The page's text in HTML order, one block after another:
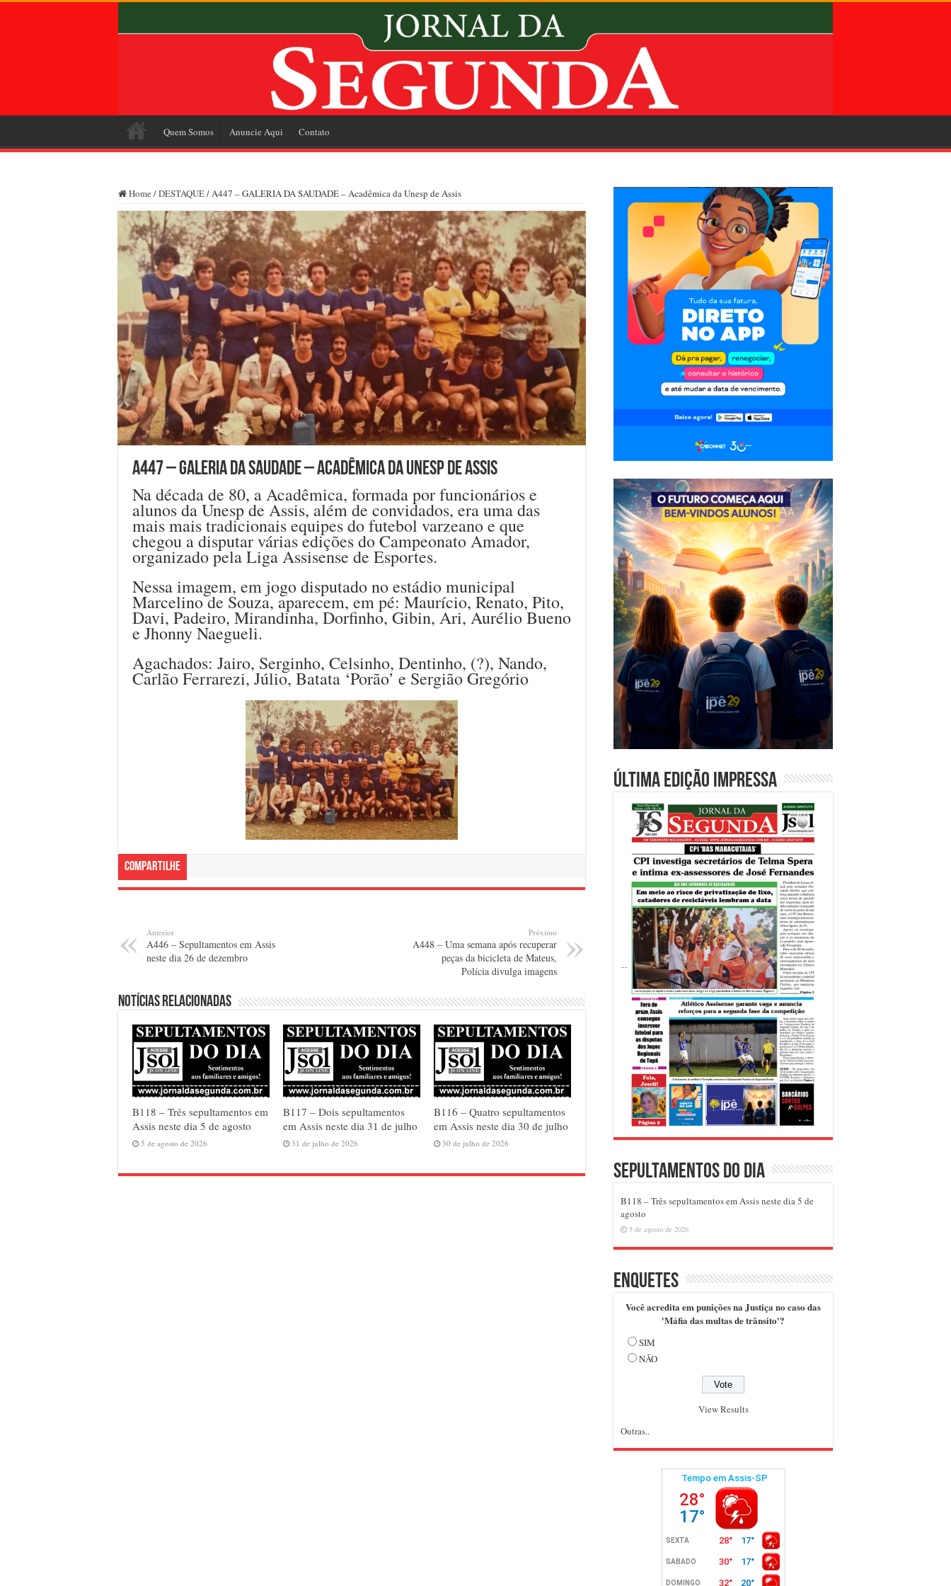
Quem Somos Anuncie Aqui Contato
Home /DESTAQUE/A447 – GALERIA DA SAUDADE – Acadêmica da Unesp de Assis
A447 – GALERIA DA SAUDADE – Acadêmica da Unesp de Assis
Na década de 80, a Acadêmica, formada por funcionários e
alunos da Unesp de Assis, além de convidados, era uma das
mais mais tradicionais equipes do futebol varzeano e que
chegou a disputar várias edições do Campeonato Amador,
organizado pela Liga Assisense de Esportes.
Nessa imagem, em jogo disputado no estádio municipal
Marcelino de Souza, aparecem, em pé: Maurício, Renato, Pito,
Davi, Padeiro, Mirandinha, Dorfinho, Gibin, Ari, Aurélio Bueno
e Jhonny Naegueli.
Agachados: Jairo, Serginho, Celsinho, Dentinho, (?), Nando,
Carlão Ferrarezi, Júlio, Batata ‘Porão’ e Sergião Gregório
Compartilhe
Anterior
A446 – Sepultamentos em Assis
neste dia 26 de dezembro
Próximo
A448 – Uma semana após recuperar
peças da bicicleta de Mateus,
Polícia divulga imagens
Notícias relacionadas
B118 – Três sepultamentos em
Assis neste dia 5 de agosto
5 de agosto de 2026
B117 – Dois sepultamentos
em Assis neste dia 31 de julho
31 de julho de 2026
B116 – Quatro sepultamentos
em Assis neste dia 30 de julho
30 de julho de 2026
Última edição impressa
Sepultamentos do dia
B118 – Três sepultamentos em Assis neste dia 5 de
agosto
5 de agosto de 2026
Enquetes
Você acredita em punições na Justiça no caso das
'Máfia das multas de trânsito'?
SIM
NÃO
View Results
Outras..